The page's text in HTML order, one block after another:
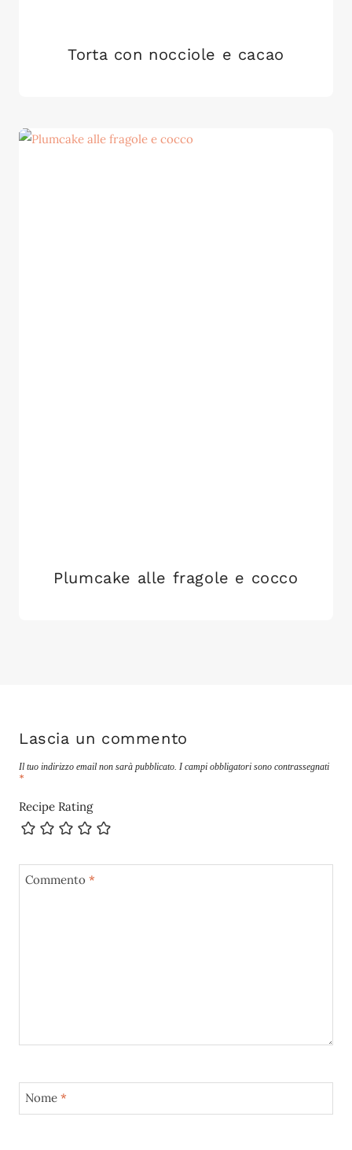
Torta con nocciole e cacao
Plumcake alle fragole e cocco
Lascia un commento
Il tuo indirizzo email non sarà pubblicato. I campi obbligatori sono contrassegnati
*
Recipe Rating
Commento *
Nome *